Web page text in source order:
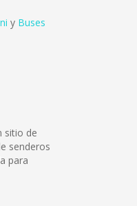
y Buses
sitio de
senderos
para